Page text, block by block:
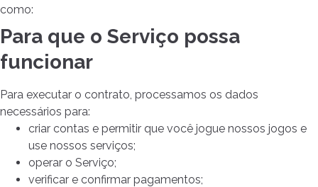
como:
Para que o Serviço possa
funcionar
Para executar o contrato, processamos os dados
necessários para:
criar contas e permitir que você jogue nossos jogos e
use nossos serviços;
operar o Serviço;
verificar e confirmar pagamentos;